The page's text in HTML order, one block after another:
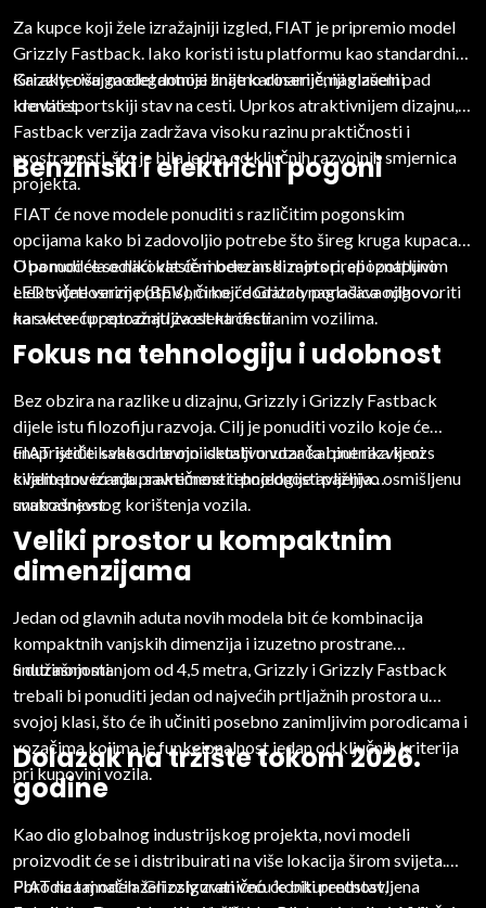
Za kupce koji žele izražajniji izgled, FIAT je pripremio model
Grizzly Fastback. Iako koristi istu platformu kao standardni
Grizzly, ovaj model donosi znatno dinamičniji vizuelni
identitet.
Karakterišu ga elegantnije linije karoserije, naglašeni pad
krova i sportskiji stav na cesti. Uprkos atraktivnijem dizajnu,
Fastback verzija zadržava visoku razinu praktičnosti i
prostranosti, što je bila jedna od ključnih razvojnih smjernica
projekta.
Benzinski i električni pogoni
FIAT će nove modele ponuditi s različitim pogonskim
opcijama kako bi zadovoljio potrebe što šireg kruga kupaca.
U ponudi će se naći klasični benzinski motori, ali i potpuno
električne verzije (BEV), čime će Grizzly porodica odgovoriti
na sve veću potražnju za elektrificiranim vozilima.
Oba modela odlikovat će moderan dizajn s prepoznatljivim
LED svjetlosnim potpisom koji dodatno naglašava njihov
karakter i prepoznatljivost na cesti.
Fokus na tehnologiju i udobnost
Bez obzira na razlike u dizajnu, Grizzly i Grizzly Fastback
dijele istu filozofiju razvoja. Cilj je ponuditi vozilo koje će
unaprijediti svakodnevno iskustvo vozača i putnika kroz
kvalitetnu izradu, savremene tehnologije i pažljivo osmišljenu
unutrašnjost.
FIAT ističe kako su brojni detalji unutar kabine razvijeni s
ciljem povećanja praktičnosti i pojednostavljenja
svakodnevnog korištenja vozila.
Veliki prostor u kompaktnim
dimenzijama
Jedan od glavnih aduta novih modela bit će kombinacija
kompaktnih vanjskih dimenzija i izuzetno prostrane
unutrašnjosti.
S dužinom manjom od 4,5 metra, Grizzly i Grizzly Fastback
trebali bi ponuditi jedan od najvećih prtljažnih prostora u
svojoj klasi, što će ih učiniti posebno zanimljivim porodicama i
vozačima kojima je funkcionalnost jedan od ključnih kriterija
pri kupovini vozila.
Dolazak na tržište tokom 2026.
godine
Kao dio globalnog industrijskog projekta, novi modeli
proizvodit će se i distribuirati na više lokacija širom svijeta.
FIAT na taj način želi osigurati veću konkurentnost,
Porodica modela Grizzly zvanično će biti predstavljena